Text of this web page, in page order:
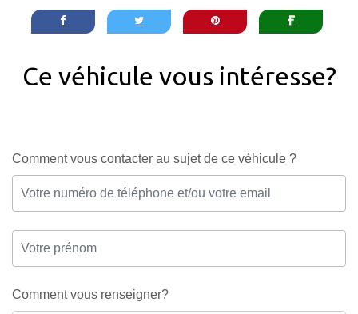
Ce véhicule vous intéresse?
Comment vous contacter au sujet de ce véhicule ?
Comment vous renseigner?